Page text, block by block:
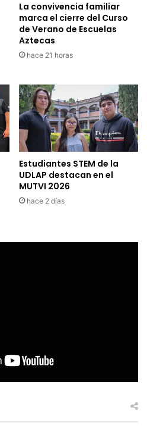
La convivencia familiar
marca el cierre del Curso
de Verano de Escuelas
Aztecas
hace 21 horas
Estudiantes STEM de la
UDLAP destacan en el
MUTVI 2026
hace 2 días